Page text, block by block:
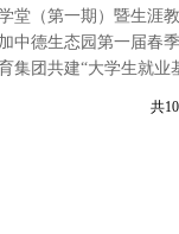
堂（第一期）暨生涯
中德生态园第一届春
集团共建“大学生就业
共